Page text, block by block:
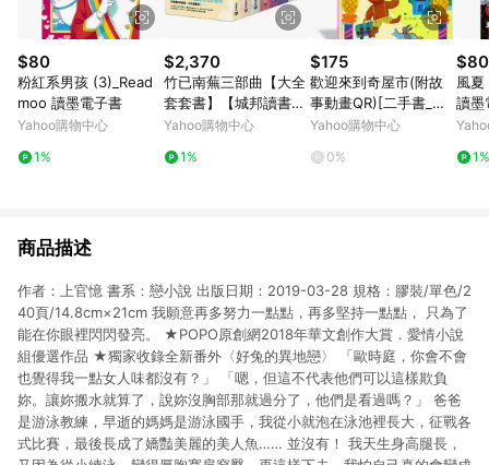
$80
粉紅系男孩 (3)_Read
moo 讀墨電子書
Yahoo購物中心
1%
$2,370
竹已南蕪三部曲【大全
套套書】【城邦讀書花
園】
Yahoo購物中心
1%
$175
歡迎來到奇屋市(附故
事動畫QR)[二手書_良
好]
Yahoo購物中心
0%
$80
風
讀墨
1%
商品描述
作者：上官憶 書系：戀小說 出版日期：2019-03-28 規格：膠裝/單色/2
40頁/14.8cm×21cm 我願意再多努力一點點，再多堅持一點點， 只為了
能在你眼裡閃閃發亮。 ★POPO原創網2018年華文創作大賞．愛情小說
組優選作品 ★獨家收錄全新番外〈好兔的異地戀〉 「歐時庭，你會不會
也覺得我一點女人味都沒有？」 「嗯，但這不代表他們可以這樣欺負
妳。讓妳搬水就算了，說妳沒胸部那就過分了，他們是看過嗎？」 爸爸
是游泳教練，早逝的媽媽是游泳國手，我從小就泡在泳池裡長大，征戰各
式比賽，最後長成了嬌豔美麗的美人魚…… 並沒有！ 我天生身高腿長，